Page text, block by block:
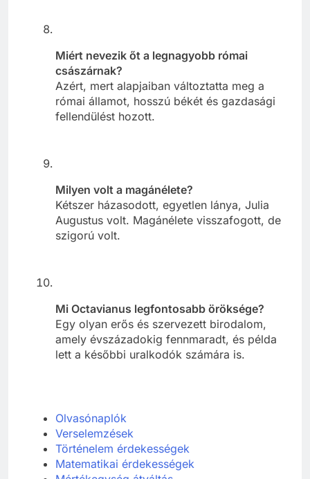
Miért nevezik őt a legnagyobb római
császárnak?
Azért, mert alapjaiban változtatta meg a
római államot, hosszú békét és gazdasági
fellendülést hozott.
Milyen volt a magánélete?
Kétszer házasodott, egyetlen lánya, Julia
Augustus volt. Magánélete visszafogott, de
szigorú volt.
Mi Octavianus legfontosabb öröksége?
Egy olyan erős és szervezett birodalom,
amely évszázadokig fennmaradt, és példa
lett a későbbi uralkodók számára is.
Olvasónaplók
Verselemzések
Történelem érdekességek
Matematikai érdekességek